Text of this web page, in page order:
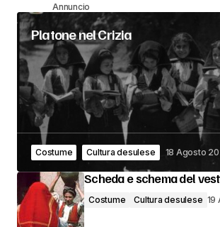
Annuncio
Platone nel Crizia
Costume Cultura desulese 18 Agosto
Scheda e schema del
Costume Cultura desulese 19